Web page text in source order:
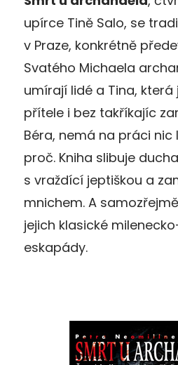
upírce Tině Salo, se
v Praze, konkrétně
Svatého Michaela
umírají lidé a Tina, která
přítele i bez takříkajíc
Béra, nemá na práci nic
proč. Kniha slibuje
s vraždící jeptiškou a
mnichem. A
jejich klasické
eskapády.